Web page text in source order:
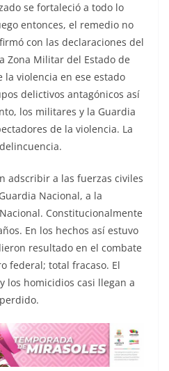
se fortaleció a todo lo
entonces, el remedio no
con las declaraciones del
Zona Militar del Estado de
violencia en ese estado
delictivos antagónicos así
los militares y la Guardia
de la violencia. La
adscribir a las fuerzas civiles
Nacional, a la
Constitucionalmente
En los hechos así estuvo
resultado en el combate
federal; total fracaso. El
los homicidios casi llegan a